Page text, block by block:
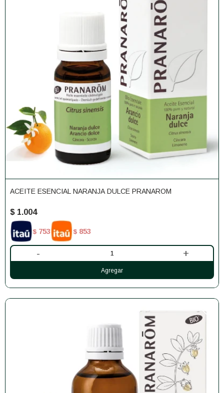
ACEITE ESENCIAL NARANJA DULCE PRANAROM
$ 1.004
$ 753 $ 853
- +